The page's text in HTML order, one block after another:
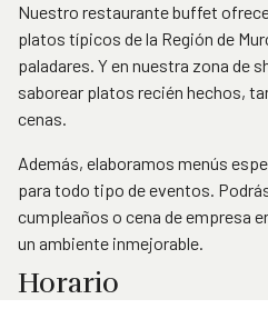
Nuestro restaurante buffet
platos típicos de la Región de
paladares. Y en nuestra zona de
saborear platos recién hechos,
cenas.
Además, elaboramos menús
para todo tipo de eventos.
cumpleaños o cena de empresa
un ambiente inmejorable.
Horario